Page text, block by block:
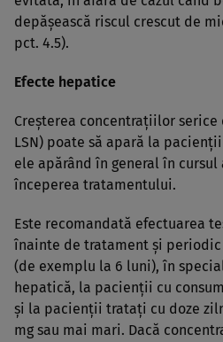
depăşească riscul crescut de
pct. 4.5).
Efecte hepatice
Creşterea concentraţiilor serice
LSN) poate să apară la
ele apărând în general în cursul
începerea tratamentului.
Este recomandată efectuarea
înainte de tratament şi
(de exemplu la 6 luni), în
hepatică, la pacienţii cu
şi la pacienţii trataţi cu doze
mg sau mai mari. Dacă